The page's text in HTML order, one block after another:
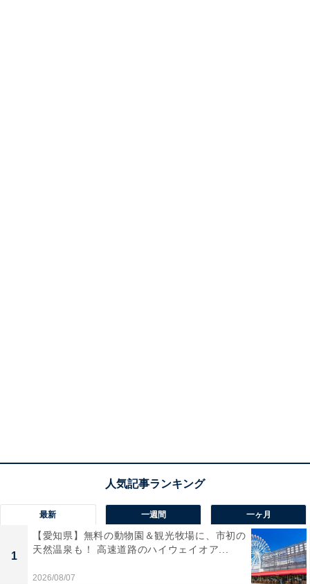
最新 一週間 一ヶ月
1
【愛知県】無料の動物園＆観光牧場に、市初の
天然温泉も！ 高速道路のハイウェイオア...
2026/08/07